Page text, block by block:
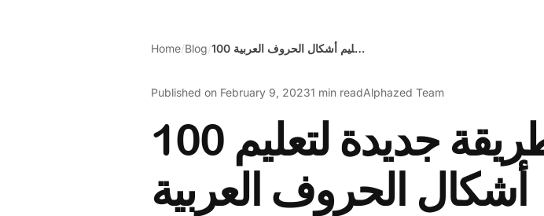
Home/Blog/ 100 مرحلة جديدة بطريقة جديدة لتعليم أشكال الحروف العربية
Published on February 9, 20231 min readAlphazed Team
100 مرحلة جديدة بطريقة جديدة لتعليم
أشكال الحروف العربية